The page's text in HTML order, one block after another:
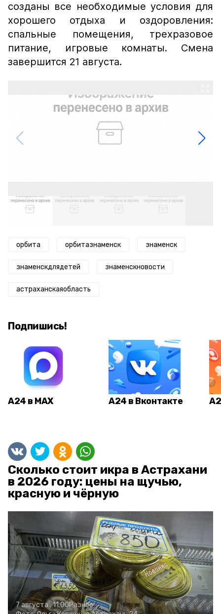
созданы все необходимые условия для
хорошего отдыха и оздоровления:
спальные помещения, трехразовое
питание, игровые комнаты. Смена
завершится 21 августа.
орбита орбитазнаменск знаменск
знаменскдлядетей знаменскновости
астраханскаяобласть
Подпишись!
А24 в MAX А24 в Вконтакте
Сколько стоит икра в Астрахани
в 2026 году: цены на щучью,
красную и чёрную
7 августа , 11:00Разное